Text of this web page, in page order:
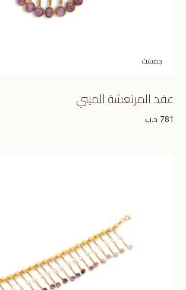
جمشت
عقد المرتعشة الميني
781 د.ب